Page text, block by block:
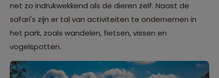
net zo indrukwekkend als de dieren zelf. Naast de
safari's zijn er tal van activiteiten te ondernemen in
het park, zoals wandelen, fietsen, vissen en
vogelspotten.